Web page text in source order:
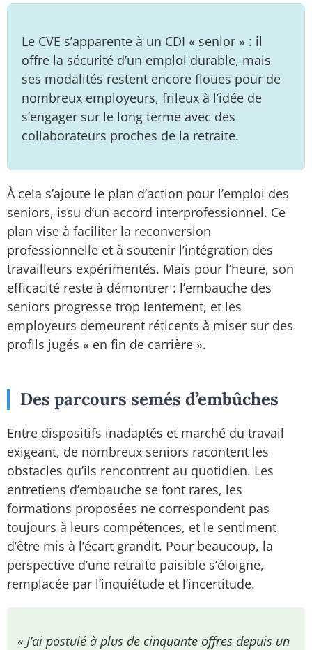
Le CVE s’apparente à un CDI « senior » : il
offre la sécurité d’un emploi durable, mais
ses modalités restent encore floues pour de
nombreux employeurs, frileux à l’idée de
s’engager sur le long terme avec des
collaborateurs proches de la retraite.
À cela s’ajoute le plan d’action pour l’emploi des
seniors, issu d’un accord interprofessionnel. Ce
plan vise à faciliter la reconversion
professionnelle et à soutenir l’intégration des
travailleurs expérimentés. Mais pour l’heure, son
efficacité reste à démontrer : l’embauche des
seniors progresse trop lentement, et les
employeurs demeurent réticents à miser sur des
profils jugés « en fin de carrière ».
Des parcours semés d’embûches
Entre dispositifs inadaptés et marché du travail
exigeant, de nombreux seniors racontent les
obstacles qu’ils rencontrent au quotidien. Les
entretiens d’embauche se font rares, les
formations proposées ne correspondent pas
toujours à leurs compétences, et le sentiment
d’être mis à l’écart grandit. Pour beaucoup, la
perspective d’une retraite paisible s’éloigne,
remplacée par l’inquiétude et l’incertitude.
« J’ai postulé à plus de cinquante offres depuis un